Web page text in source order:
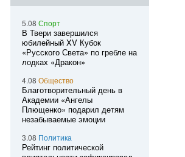
5.08 Спорт
В Твери завершился
юбилейный XV Кубок
«Русского Света» по гребле на
лодках «Дракон»
4.08 Общество
Благотворительный день в
Академии «Ангелы
Плющенко» подарил детям
незабываемые эмоции
3.08 Политика
Рейтинг политической